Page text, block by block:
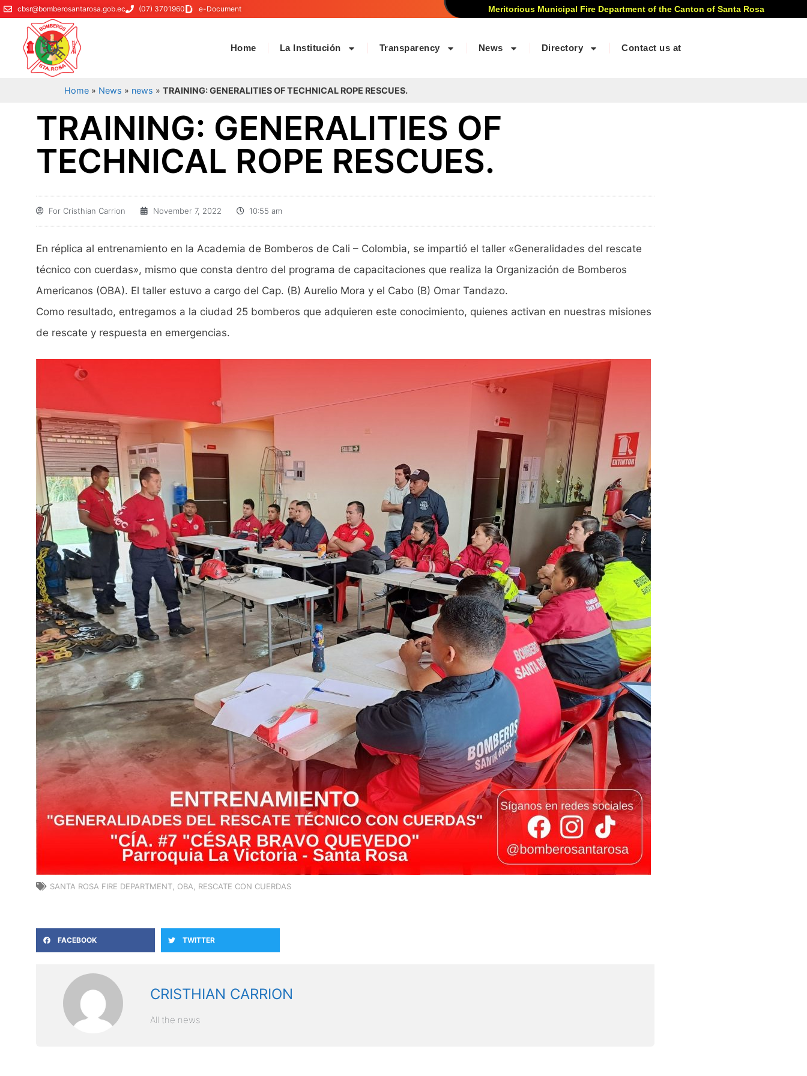
cbsr@bomberosantarosa.gob.ec (07) 3701960 e-Document Meritorious Municipal Fire Department of the Canton of Santa Rosa
Home La Institución Transparency News Directory Contact us at
Home » News » news » TRAINING: GENERALITIES OF TECHNICAL ROPE RESCUES.
TRAINING: GENERALITIES OF
TECHNICAL ROPE RESCUES.
For Cristhian Carrion November 7, 2022 10:55 am
En réplica al entrenamiento en la Academia de Bomberos de Cali – Colombia, se impartió el taller «Generalidades del rescate
técnico con cuerdas», mismo que consta dentro del programa de capacitaciones que realiza la Organización de Bomberos
Americanos (OBA). El taller estuvo a cargo del Cap. (B) Aurelio Mora y el Cabo (B) Omar Tandazo.
Como resultado, entregamos a la ciudad 25 bomberos que adquieren este conocimiento, quienes activan en nuestras misiones
de rescate y respuesta en emergencias.
SANTA ROSA FIRE DEPARTMENT OBA RESCATE CON CUERDAS
FACEBOOK TWITTER
CRISTHIAN CARRION
All the news